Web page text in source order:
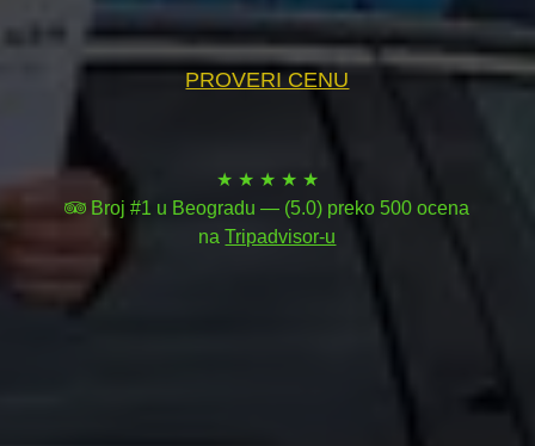
PROVERI CENU
★ ★ ★ ★ ★
Broj #1 u Beogradu — (5.0) preko 500 ocena
naTripadvisor-u